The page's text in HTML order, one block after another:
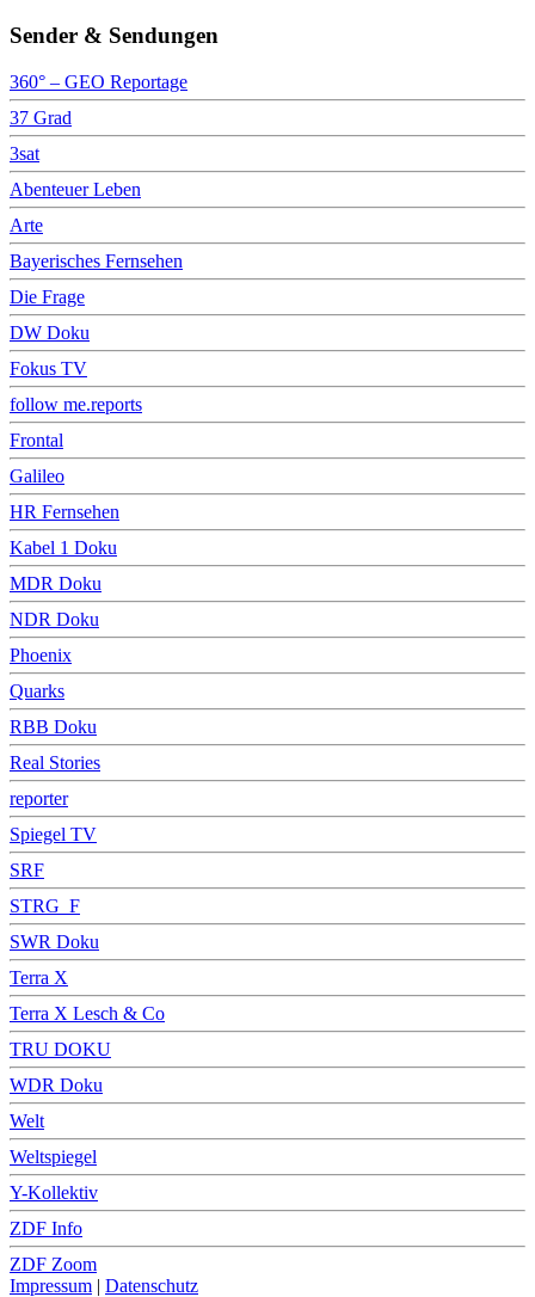
Sender & Sendungen
360° – GEO Reportage
37 Grad
3sat
Abenteuer Leben
Arte
Bayerisches Fernsehen
Die Frage
DW Doku
Fokus TV
follow me.reports
Frontal
Galileo
HR Fernsehen
Kabel 1 Doku
MDR Doku
NDR Doku
Phoenix
Quarks
RBB Doku
Real Stories
reporter
Spiegel TV
SRF
STRG_F
SWR Doku
Terra X
Terra X Lesch & Co
TRU DOKU
WDR Doku
Welt
Weltspiegel
Y-Kollektiv
ZDF Info
ZDF Zoom
Impressum | Datenschutz